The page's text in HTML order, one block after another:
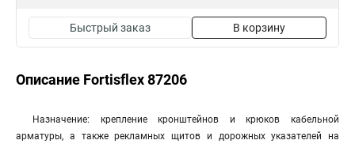
Быстрый заказ В корзину
Описание Fortisflex 87206
Назначение: крепление кронштейнов и крюков кабельной
арматуры, а также рекламных щитов и дорожных указателей на